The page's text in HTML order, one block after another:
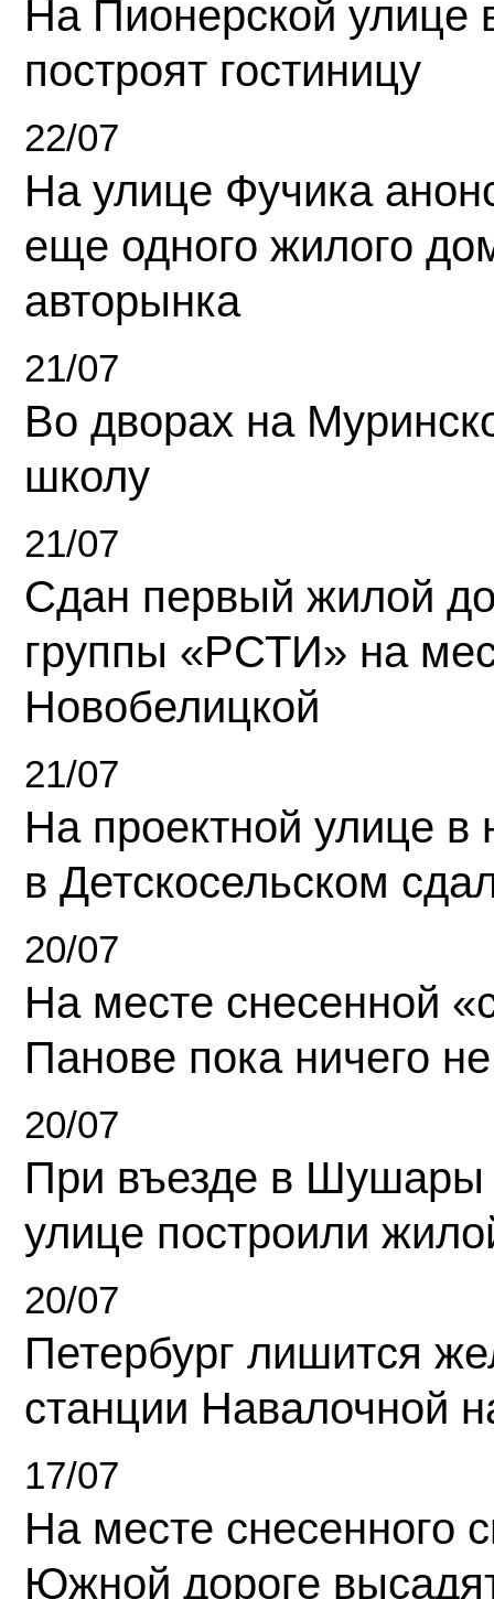
На Пионерской улице
построят гостиницу
22/07
На улице Фучика
еще одного жилого
авторынка
21/07
Во дворах на
школу
21/07
Сдан первый жилой
группы «РСТИ» на
Новобелицкой
21/07
На проектной улице
в Детскосельском
20/07
На месте снесенной
Панове пока ничего
20/07
При въезде в Шушары
улице построили
20/07
Петербург лишится
станции Навалочной
17/07
На месте снесенного
Южной дороге